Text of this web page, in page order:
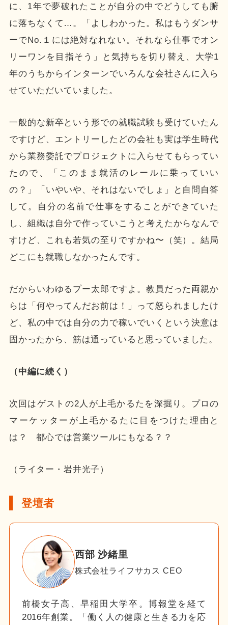
に、1年で夢破れたことが自分の中でどうしても腑
に落ちなくて…。「よしわかった。私はもうダンサ
ーでNo.１には絶対なれない。それなら仕事でオン
リーワンを目指そう」と気持ちを切り替え、大学1
年のうちからインターンでいろんな会社さんに入ら
せていただいていました。
一般的な新卒という形での就職試験も受けていたん
ですけど、エントリーしたどの会社も実は学生時代
から業務委託でプロジェクトに入らせてもらってい
たので、「このまま就活のレールに乗っていい
の？」「いやいや、それはないでしょ」と自問自答
して。自分の名前で仕事をすることができていた
し、組織は自分で作っていこうと考えたからなんで
すけど、これも若気の至りですかね〜（笑）。結局
どこにも就職しなかったんです。
だからいわゆるプー太郎ですよ。教員だった両親か
らは「何やってんだお前は！」って怒られましたけ
ど、私の中では自分の力で稼いでいくという決意は
固かったから、筋は通っていると思っていました。
（中編に続く）
次回はゲストの2人が上毛かるたを深掘り。プロの
マーケッターが上毛かるたに目をつけた理由と
は？ 都心では営業ツールにもなる？？
（ライター・岩井光子）
登壇者
西部 沙緒里
株式会社ライフサカス CEO
前橋女子高、早稲田大学卒。博報堂を経て
2016年創業。「働く人の健康と生きる力を応